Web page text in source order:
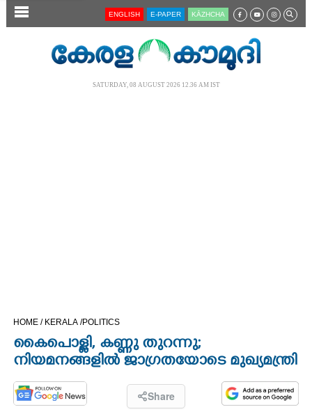
SECTIONS
CINEMA
OPINION
PHOTOS
ENGLISH E-PAPER KĀZHCHA
SATURDAY, 08 AUGUST 2026 12.36 AM IST
HOME / KERALA /POLITICS
കൈപൊള്ളി, കണ്ണു തുറന്നു;
നിയമനങ്ങളിൽ ജാഗ്രതയോടെ മുഖ്യമന്ത്രി
Share